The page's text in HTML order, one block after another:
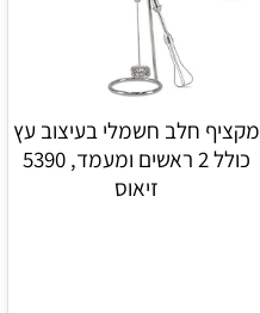
מקציף חלב חשמלי בעיצוב עץ
כולל 2 ראשים ומעמד, 5390
זיאוס